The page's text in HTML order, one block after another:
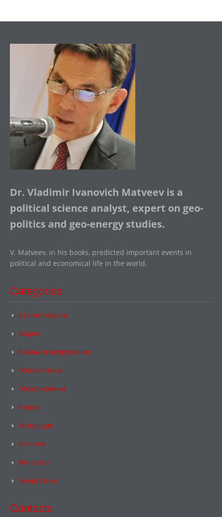
Dr. Vladimir Ivanovich Matveev is a
political science analyst, expert on geo-
politics and geo-energy studies.
V. Matveev, in his books, predicted important events in
political and economical life in the world.
Categories:
Без категории
Видео
Войны и вооружение
Геополитика
Геоэкономика
Книги
Миграции
Религия
Финансы
Энергетика
Contacts